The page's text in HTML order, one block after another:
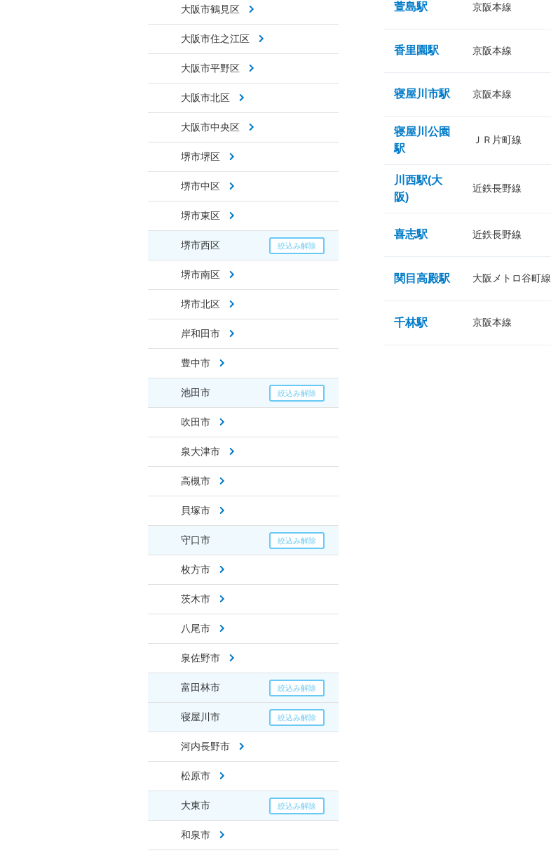
大阪市鶴見区
大阪市住之江区
大阪市平野区
大阪市北区
大阪市中央区
堺市堺区
堺市中区
堺市東区
堺市西区
堺市南区
堺市北区
岸和田市
豊中市
池田市
吹田市
泉大津市
高槻市
貝塚市
守口市
枚方市
茨木市
八尾市
泉佐野市
富田林市
寝屋川市
河内長野市
松原市
大東市
和泉市
萱島駅 京阪本線
香里園駅 京阪本線
寝屋川市駅 京阪本線
寝屋川公園
駅
ＪＲ片町線
川西駅(大
阪)
近鉄長野線
喜志駅 近鉄長野線
関目高殿駅 大阪メトロ谷町線
千林駅 京阪本線